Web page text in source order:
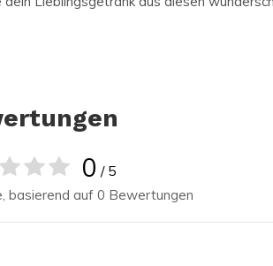
0 / 5
basierend auf 0 Bewertungen